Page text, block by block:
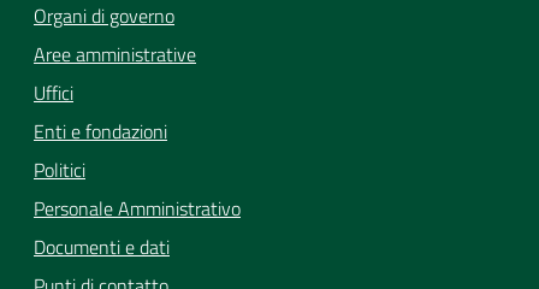
Organi di governo
Aree amministrative
Uffici
Enti e fondazioni
Politici
Personale Amministrativo
Documenti e dati